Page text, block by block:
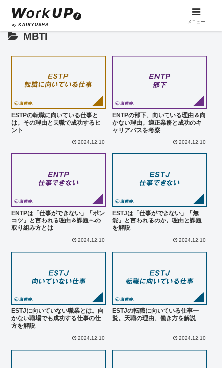
MBTI
ESTPの転職に向いている仕事と
は。その理由と天職で成功するヒ
ント
2024.12.10
ENTPの部下、向いている理由＆向
かない理由。適正業務と成功のキ
ャリアパスを考察
2024.12.10
ENTPは「仕事ができない」「ポン
コツ」と言われる理由＆課題への
取り組み方とは
2024.12.10
ESTJは「仕事ができない」「無
能」と言われるのか。理由と課題
を解説
2024.12.10
ESTJに向いていない職業とは。向
かない職場でも成功する仕事の仕
方を解説
2024.12.10
ESTJの転職に向いている仕事一
覧。天職の理由、働き方を解説
2024.12.10
メニュー